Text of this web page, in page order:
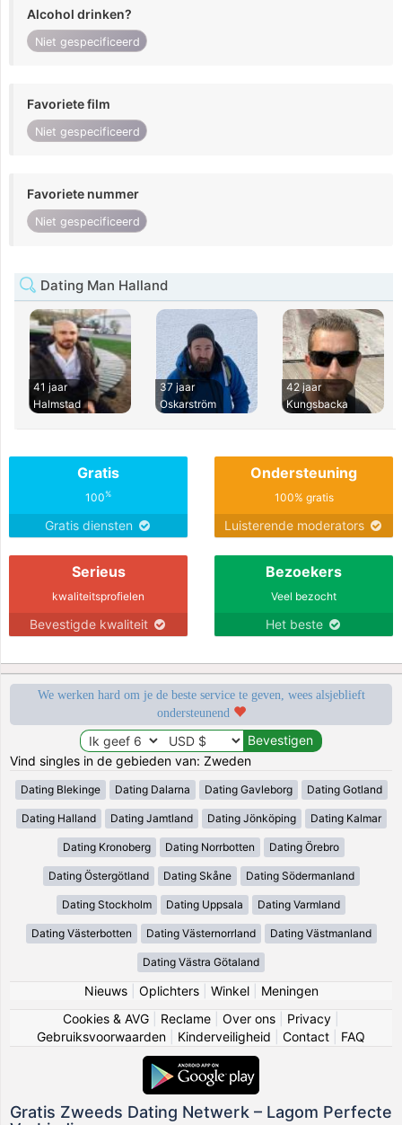
Alcohol drinken?
Niet gespecificeerd
Favoriete film
Niet gespecificeerd
Favoriete nummer
Niet gespecificeerd
Dating Man Halland
41 jaar
Halmstad
37 jaar
Oskarström
42 jaar
Kungsbacka
Gratis
100%
Gratis diensten
Ondersteuning
100% gratis
Luisterende moderators
Serieus
kwaliteitsprofielen
Bevestigde kwaliteit
Bezoekers
Veel bezocht
Het beste
We werken hard om je de beste service te geven, wees alsjeblieft
ondersteunend
Vind singles in de gebieden van: Zweden
Dating Blekinge Dating Dalarna Dating Gavleborg Dating Gotland
Dating Halland Dating Jamtland Dating Jönköping Dating Kalmar
Dating Kronoberg Dating Norrbotten Dating Örebro
Dating Östergötland Dating Skåne Dating Södermanland
Dating Stockholm Dating Uppsala Dating Varmland
Dating Västerbotten Dating Västernorrland Dating Västmanland
Dating Västra Götaland
Nieuws| Oplichters| Winkel| Meningen
Cookies & AVG
Reclame Over ons Privacy
Gebruiksvoorwaarden
Kinderveiligheid Contact FAQ
Gratis Zweeds Dating Netwerk – Lagom Perfecte